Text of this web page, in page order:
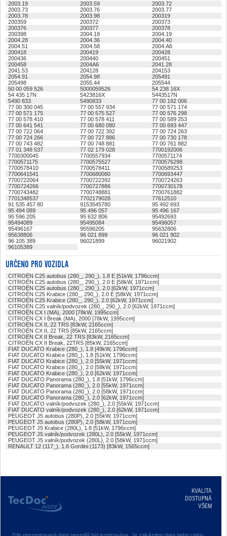
2003.19 2003.59
2003.72
2003.73
2003.76
2003.77
2003.78
2003.98
200319
200359
200372
200373
200376
200377
200378
200398
2004.18
2004.19
2004.28
2004.36
2004.40
2004.51
2004.58
2004.A6
200418
200419
200428
200436
200440
200451
200458
2004A6
2041.28
2041.53
204128
204153
2054.91
2054.98
205491
205498
2055.44
205544
50 00 059 526
5000059526
54 238 16X
54 435 17N
5423816X
5443517N
5490 833
5490833
77 00 192 006
77 00 300 045
77 00 557 934
77 00 571 174
77 00 571 175
77 00 575 527
77 00 576 298
77 00 578 410
77 00 578 411
77 00 589 253
77 00 641 541
77 00 680 080
77 00 693 447
77 00 722 064
77 00 722 392
77 00 724 263
77 00 724 266
77 00 727 886
77 00 730 178
77 00 743 482
77 00 748 881
77 00 761 882
77 01 348 537
77 02 179 028
7700192006
7700300045
7700557934
7700571174
7700571175
7700575527
7700576298
7700578410
7700578411
7700589253
7700641541
7700680080
7700693447
7700722064
7700722392
7700724263
7700724266
7700727886
7700730178
7700743482
7700748881
7700761882
7701348537
7702179028
77612510
91 535 457 80
9153545780
95 492 693
95 494 089
95 496 057
95 496 167
95 596 205
95 632 806
95492693
95494089
95495084
95496057
95496167
95596205
95632806
95638806
96 021 899
96 021 902
96 105 389
96021899
96021902
96105389
URČENO PRO VOZIDLA
CITROËN C25 autobus (280_, 290_), 1.8 E [51kW, 1796ccm]
CITROËN C25 autobus (280_, 290_), 2.0 E [58kW, 1971ccm]
CITROËN C25 autobus (280_, 290_), 2.0 [62kW, 1971ccm]
CITROËN C25 Krabice (280_, 290_), 2.0 E [58kW, 1971ccm]
CITROËN C25 Krabice (280_, 290_), 2.0 [62kW, 1971ccm]
CITROËN C25 valník/podvozek (280_, 290_), 2.0 [62kW, 1971ccm]
CITROËN CX I (MA), 2000 [78kW, 1995ccm]
CITROËN CX I Break (MA), 2000 [78kW, 1995ccm]
CITROËN CX II, 22 TRS [83kW, 2165ccm]
CITROËN CX II, 22 TRS [85kW, 2165ccm]
CITROËN CX II Break, 22 TRS [83kW, 2165ccm]
CITROËN CX II Break, 22TRS [85kW, 2165ccm]
FIAT DUCATO Krabice (280_), 1.8 [49kW, 1796ccm]
FIAT DUCATO Krabice (280_), 1.8 [51kW, 1796ccm]
FIAT DUCATO Krabice (280_), 2.0 [55kW, 1971ccm]
FIAT DUCATO Krabice (280_), 2.0 [58kW, 1971ccm]
FIAT DUCATO Krabice (280_), 2.0 [62kW, 1971ccm]
FIAT DUCATO Panorama (280_), 1.8 [51kW, 1796ccm]
FIAT DUCATO Panorama (280_), 2.0 [55kW, 1971ccm]
FIAT DUCATO Panorama (280_), 2.0 [58kW, 1971ccm]
FIAT DUCATO Panorama (280_), 2.0 [62kW, 1971ccm]
FIAT DUCATO valník/podvozek (280_), 2.0 [55kW, 1971ccm]
FIAT DUCATO valník/podvozek (280_), 2.0 [62kW, 1971ccm]
PEUGEOT J5 autobus (280P), 2.0 [55kW, 1971ccm]
PEUGEOT J5 autobus (280P), 2.0 [58kW, 1971ccm]
PEUGEOT J5 Krabice (280L), 1.8 [51kW, 1796ccm]
PEUGEOT J5 valník/podvozek (280L), 2.0 [55kW, 1971ccm]
PEUGEOT J5 valník/podvozek (280L), 2.0 [58kW, 1971ccm]
RENAULT 12 (117_), 1.6 Gordini (1173) [83kW, 1565ccm]
KVALITA
DOSTUPNÁ
VŠEM